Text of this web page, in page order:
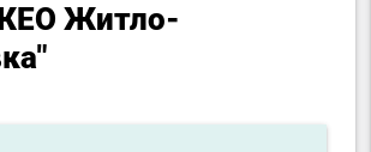
Житло-